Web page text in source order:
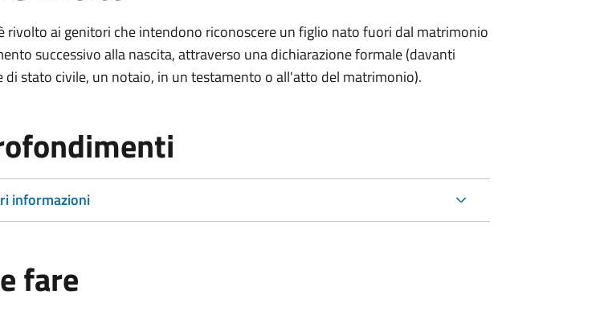
rivolto ai genitori che intendono riconoscere un figlio nato fuori dal matrimonio
successivo alla nascita, attraverso una dichiarazione formale (davanti
di stato civile, un notaio, in un testamento o all'atto del matrimonio).
informazioni
fare